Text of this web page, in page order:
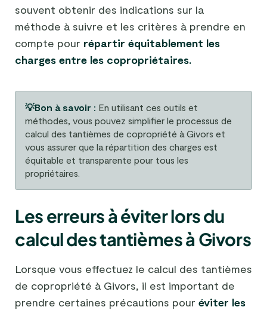
souvent obtenir des indications sur la
méthode à suivre et les critères à prendre en
compte pour répartir équitablement les
charges entre les copropriétaires.
💡Bon à savoir : En utilisant ces outils et
méthodes, vous pouvez simplifier le processus de
calcul des tantièmes de copropriété à Givors et
vous assurer que la répartition des charges est
équitable et transparente pour tous les
propriétaires.
Les erreurs à éviter lors du
calcul des tantièmes à Givors
Lorsque vous effectuez le calcul des tantièmes
de copropriété à Givors, il est important de
prendre certaines précautions pour éviter les